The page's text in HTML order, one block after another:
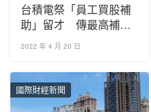
台積電祭「員工買股補
助」留才 傳最高補助
15%
2022 年 4 月 20 日
國際財經新聞